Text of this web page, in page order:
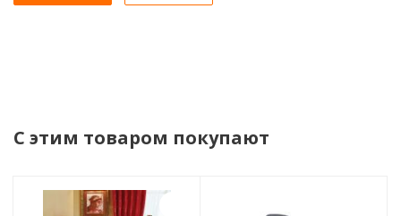
С этим товаром покупают